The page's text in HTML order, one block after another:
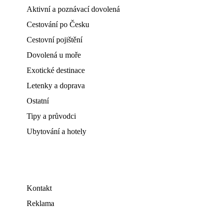
Aktivní a poznávací dovolená
Cestování po Česku
Cestovní pojištění
Dovolená u moře
Exotické destinace
Letenky a doprava
Ostatní
Tipy a průvodci
Ubytování a hotely
Kontakt
Reklama